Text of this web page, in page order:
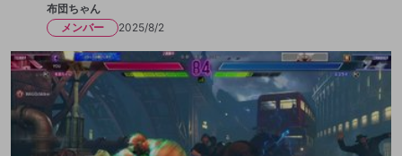
布団ちゃん
メンバー
2025/8/2